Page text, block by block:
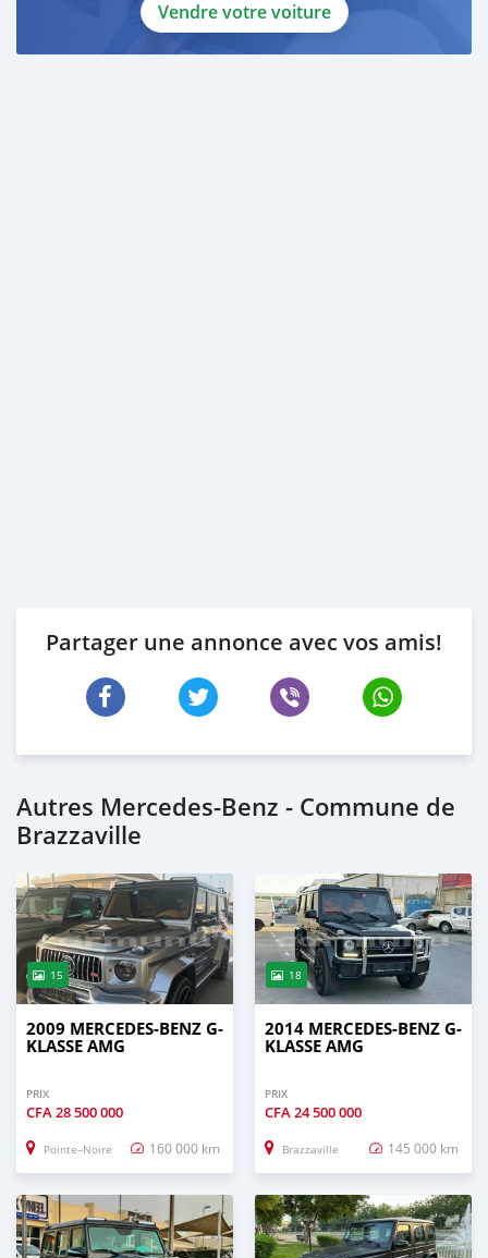
Vendre votre voiture
Partager une annonce avec vos amis!
Autres Mercedes-Benz - Commune de
Brazzaville
15
2009 MERCEDES-BENZ G-
KLASSE AMG
PRIX
CFA28 500 000
Pointe–Noire 160 000 km
18
2014 MERCEDES-BENZ G-
KLASSE AMG
PRIX
CFA24 500 000
Brazzaville 145 000 km